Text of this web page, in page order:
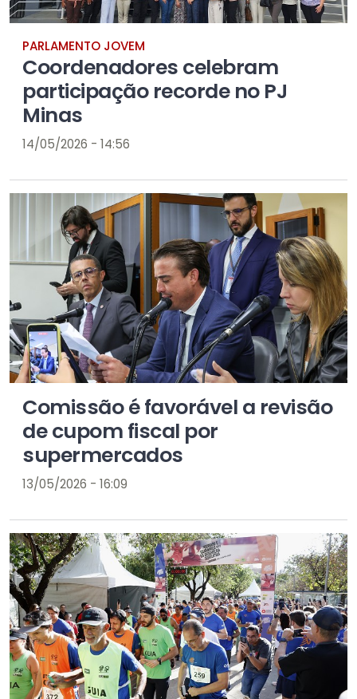
PARLAMENTO JOVEM
Coordenadores celebram
participação recorde no PJ
Minas
14/05/2026 - 14:56
Comissão é favorável a revisão
de cupom fiscal por
supermercados
13/05/2026 - 16:09